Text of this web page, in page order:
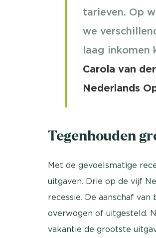
tarieven. Op
we
laag inkomen
Carola van
Nederlands
Tegenhouden
Met de gevoelsmatige
uitgaven. Drie op de vijf
recessie. De aanschaf
overwogen of uitgesteld.
vakantie de grootste